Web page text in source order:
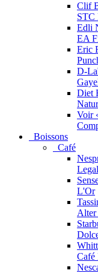
Clif
STC
Edli
EA
Eric
D-
Diet
Voir
Boissons
Café
Legal
L'Or
Alter
Café